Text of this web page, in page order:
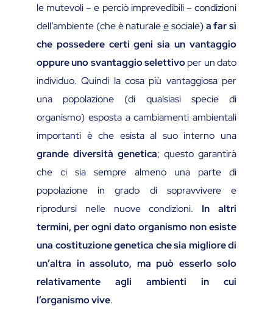
le mutevoli – e perciò imprevedibili – condizioni
dell’ambiente (che è naturaleesociale)a far sì
che possedere certi geni sia un vantaggio
oppure uno svantaggio selettivoper un dato
individuo. Quindi la cosa più vantaggiosa per
una popolazione (di qualsiasi specie di
organismo) esposta a cambiamenti ambientali
importanti è che esista al suo interno una
grande diversità genetica; questo garantirà
che ci sia sempre almeno una parte di
popolazione in grado di sopravvivere e
riprodursi nelle nuove condizioni. In altri
termini, per ogni dato organismo non esiste
una costituzione genetica che sia migliore di
un’altra in assoluto, ma può esserlo solo
relativamente agli ambienti in cui
l’organismo vive.